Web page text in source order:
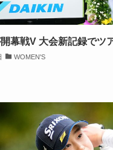
幕戦V 大会新記録でツ
WOMEN'S